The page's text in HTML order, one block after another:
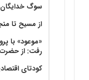
سوگ خدایگان
از مسیح تا
«موعود» با
رفت: از حضرت
کودتای